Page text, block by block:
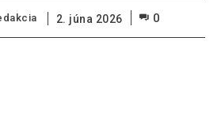
2. júna 2026 0